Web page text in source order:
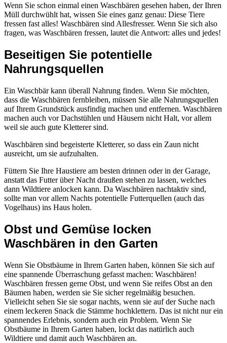
Wenn Sie schon einmal einen Waschbären gesehen haben, der Ihren
Müll durchwühlt hat, wissen Sie eines ganz genau: Diese Tiere
fressen fast alles! Waschbären sind Allesfresser. Wenn Sie sich also
fragen, was Waschbären fressen, lautet die Antwort: alles und jedes!
Beseitigen Sie potentielle
Nahrungsquellen
Ein Waschbär kann überall Nahrung finden. Wenn Sie möchten,
dass die Waschbären fernbleiben, müssen Sie alle Nahrungsquellen
auf Ihrem Grundstück ausfindig machen und entfernen. Waschbären
machen auch vor Dachstühlen und Häusern nicht Halt, vor allem
weil sie auch gute Kletterer sind.
Waschbären sind begeisterte Kletterer, so dass ein Zaun nicht
ausreicht, um sie aufzuhalten.
Füttern Sie Ihre Haustiere am besten drinnen oder in der Garage,
anstatt das Futter über Nacht draußen stehen zu lassen, welches
dann Wildtiere anlocken kann. Da Waschbären nachtaktiv sind,
sollte man vor allem Nachts potentielle Futterquellen (auch das
Vogelhaus) ins Haus holen.
Obst und Gemüse locken
Waschbären in den Garten
Wenn Sie Obstbäume in Ihrem Garten haben, können Sie sich auf
eine spannende Überraschung gefasst machen: Waschbären!
Waschbären fressen gerne Obst, und wenn Sie reifes Obst an den
Bäumen haben, werden sie Sie sicher regelmäßig besuchen.
Vielleicht sehen Sie sie sogar nachts, wenn sie auf der Suche nach
einem leckeren Snack die Stämme hochklettern. Das ist nicht nur ein
spannendes Erlebnis, sondern auch ein Problem. Wenn Sie
Obstbäume in Ihrem Garten haben, lockt das natürlich auch
Wildtiere und damit auch Waschbären an.